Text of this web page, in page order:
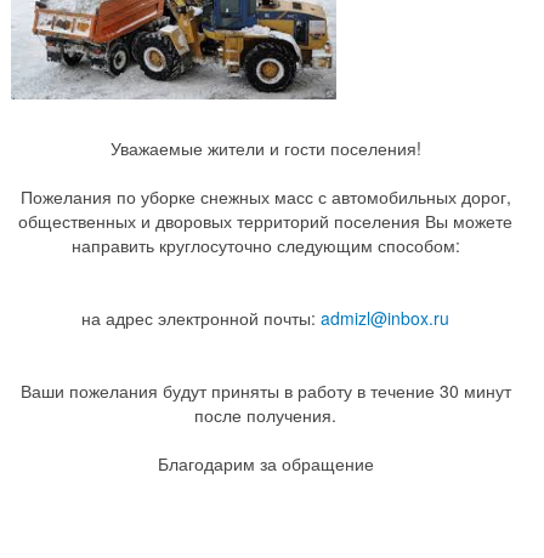
Уважаемые жители и гости поселения!
Пожелания по уборке снежных масс с автомобильных дорог,
общественных и дворовых территорий поселения Вы можете
направить круглосуточно следующим способом:
на адрес электронной почты: admizl@inbox.ru
Ваши пожелания будут приняты в работу в течение 30 минут
после получения.
Благодарим за обращение